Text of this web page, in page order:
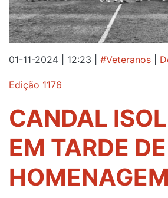
01-11-2024 | 12:23 #Veteranos
Edição 1176
CANDAL
EM TARDE DE
HOMENAGEM